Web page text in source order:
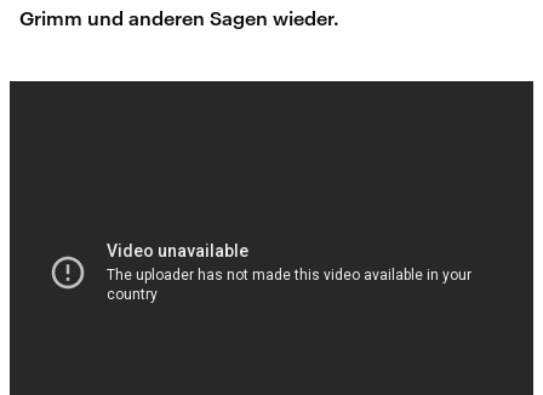
Grimm und anderen Sagen wieder.